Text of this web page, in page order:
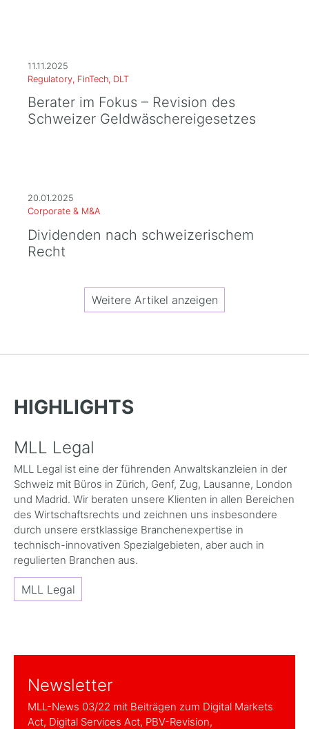
11.11.2025
Regulatory, FinTech, DLT
Berater im Fokus – Revision des
Schweizer Geldwäschereigesetzes
20.01.2025
Corporate & M&A
Dividenden nach schweizerischem
Recht
Weitere Artikel anzeigen
HIGHLIGHTS
MLL Legal
MLL Legal ist eine der führenden Anwaltskanzleien in der
Schweiz mit Büros in Zürich, Genf, Zug, Lausanne, London
und Madrid. Wir beraten unsere Klienten in allen Bereichen
des Wirtschaftsrechts und zeichnen uns insbesondere
durch unsere erstklassige Branchenexpertise in
technisch-innovativen Spezialgebieten, aber auch in
regulierten Branchen aus.
MLL Legal
Newsletter
MLL-News 03/22 mit Beiträgen zum Digital Markets
Act, Digital Services Act, PBV-Revision,